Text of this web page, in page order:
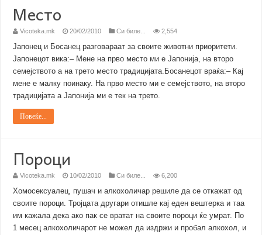
Место
Vicoteka.mk 20/02/2010 Си биле... 2,554
Јапонец и Босанец разговараат за своите животни приоритети.
Јапонецот вика:– Мене на прво место ми е Јапонија, на второ
семејството а на трето место традицијата.Босанецот враќа:– Кај
мене е малку поинаку. На прво место ми е семејството, на второ
традицијата а Јапонија ми е тек на трето.
Повеќе...
Пороци
Vicoteka.mk 10/02/2010 Си биле... 6,200
Хомосексуалец, пушач и алкохоличар решиле да се откажат од
своите пороци. Тројцата другари отишле кај еден вештерка и таа
им кажала дека ако пак се вратат на своите пороци ќе умрат. По
1 месец алкохоличарот не можел да издржи и пробал алкохол, и